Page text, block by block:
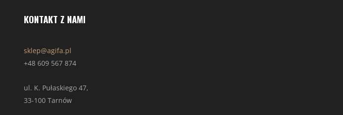
KONTAKT Z NAMI
sklep@agifa.pl
+48 609 567 874
ul. K. Pułaskiego 47,
33-100 Tarnów